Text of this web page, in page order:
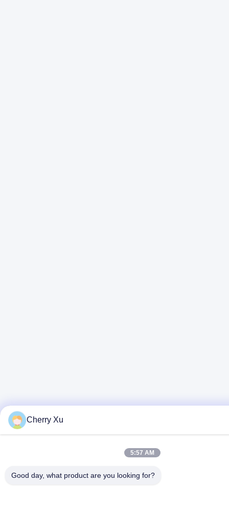
Cherry Xu
5:57 AM
Good day, what product are you looking for?